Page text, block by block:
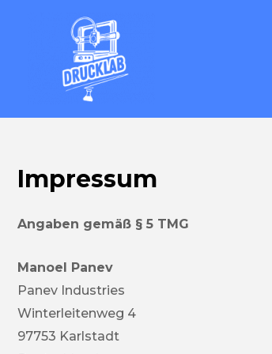
Impressum
Angaben gemäß § 5 TMG
Manoel Panev
Panev Industries
Winterleitenweg 4
97753 Karlstadt